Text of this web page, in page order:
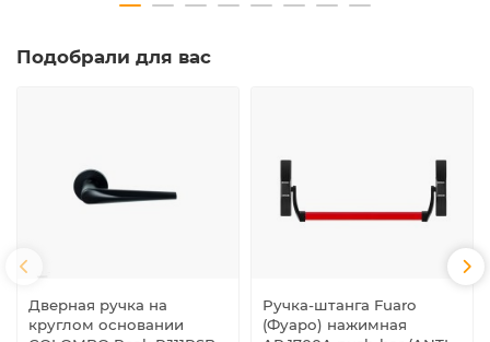
Подобрали для вас
Дверная ручка на
круглом основании
Ручка-штанга Fuaro
(Фуаро) нажимная